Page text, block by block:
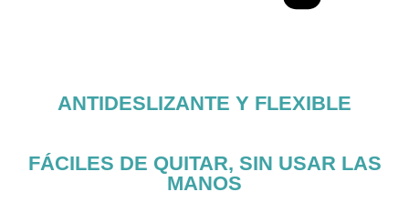
ANTIDESLIZANTE Y FLEXIBLE
FÁCILES DE QUITAR, SIN USAR LAS
MANOS